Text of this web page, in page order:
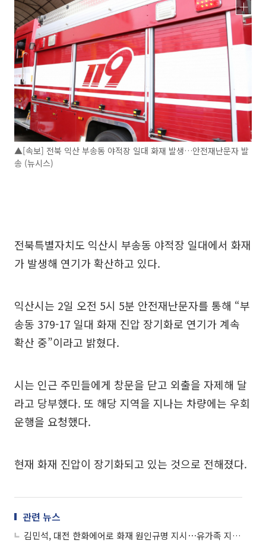
▲[속보] 전북 익산 부송동 야적장 일대 화재 발생…안전재난문자 발
송 (뉴시스)
전북특별자치도 익산시 부송동 야적장 일대에서 화재
가 발생해 연기가 확산하고 있다.
익산시는 2일 오전 5시 5분 안전재난문자를 통해 “부
송동 379-17 일대 화재 진압 장기화로 연기가 계속
확산 중”이라고 밝혔다.
시는 인근 주민들에게 창문을 닫고 외출을 자제해 달
라고 당부했다. 또 해당 지역을 지나는 차량에는 우회
운행을 요청했다.
현재 화재 진압이 장기화되고 있는 것으로 전해졌다.
관련 뉴스
김민석, 대전 한화에어로 화재 원인규명 지시⋯유가족 지원 주문